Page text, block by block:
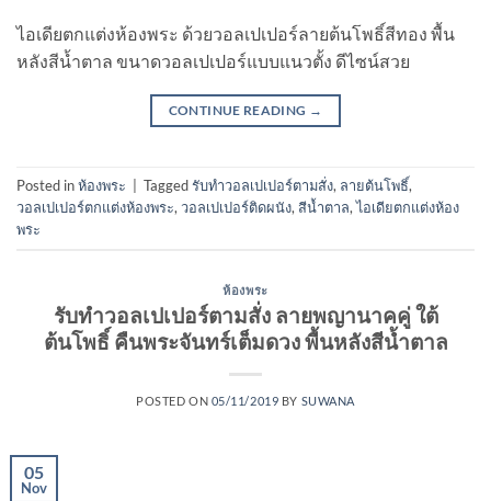
ไอเดียตกแต่งห้องพระ ด้วยวอลเปเปอร์ลายต้นโพธิ์สีทอง พื้น
หลังสีน้ำตาล ขนาดวอลเปเปอร์แบบแนวตั้ง ดีไซน์สวย
CONTINUE READING →
Posted inห้องพระ Taggedรับทําวอลเปเปอร์ตามสั่ง, ลายต้นโพธิ์,
วอลเปเปอร์ตกแต่งห้องพระ,วอลเปเปอร์ติดผนัง, สีน้ำตาล,ไอเดียตกแต่งห้อง
พระ
ห้องพระ
รับทําวอลเปเปอร์ตามสั่ง ลายพญานาคคู่ ใต้
ต้นโพธิ์ คืนพระจันทร์เต็มดวง พื้นหลังสีน้ำตาล
POSTED ON 05/11/2019 BY SUWANA
05
Nov